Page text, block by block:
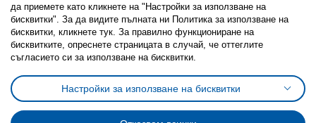
Политика за използване на бисквитки (Cookies)
Избор на настройки за използване на бисквитки
Условия за ползване на ikea.bgОбща политика за личните данни
Политика за защита на личните данни на ikea.bg
Общи условия на програма IKEA Family
да приемете като кликнете на "Настройки за използване на
бисквитки". За да видите пълната ни Политика за използване на
бисквитки, кликнете тук. За правилно функциониране на
бисквитките, опреснете страницата в случай, че оттеглите
съгласието си за използване на бисквитки.
Настройки за използване на бисквитки